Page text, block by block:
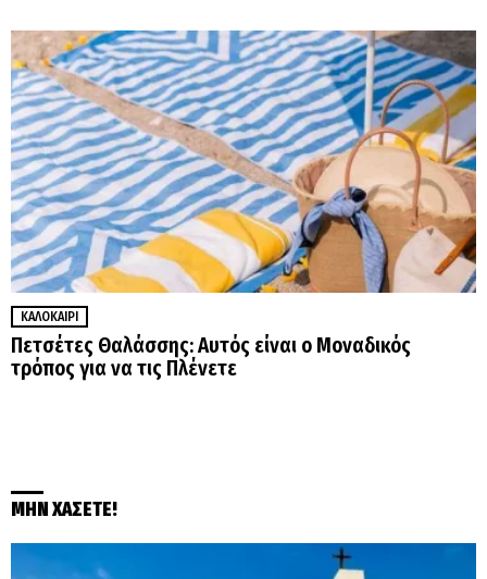
ΚΑΛΟΚΑΊΡΙ
Πετσέτες Θαλάσσης: Αυτός είναι ο Μοναδικός
τρόπος για να τις Πλένετε
ΜΗΝ ΧΑΣΕΤΕ!